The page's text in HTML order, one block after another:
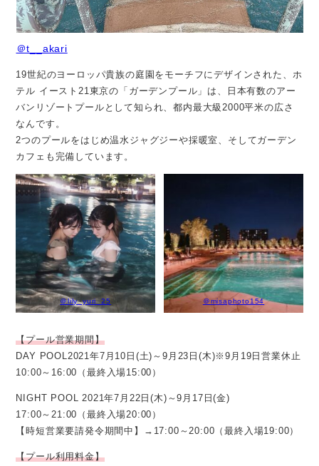
＠t__akari
19世紀のヨーロッパ貴族の庭園をモーチフにデザインされた、ホ
テル イースト21東京の「ガーデンプール」は、日本有数のアー
バンリゾートプールとして知られ、都内最大級2000平米の広さ
なんです。
2つのプールをはじめ温水ジャグジーや採暖室、そしてガーデン
カフェも完備しています。
＠lily_yuri_25 ＠misaphoto154
【プール営業期間】
DAY POOL2021年7月10日(土)～9月23日(木)※9月19日営業休止
10:00～16:00（最終入場15:00）
NIGHT POOL 2021年7月22日(木)～9月17日(金)
17:00～21:00（最終入場20:00）
【時短営業要請発令期間中】→17:00～20:00（最終入場19:00）
【プール利用料金】